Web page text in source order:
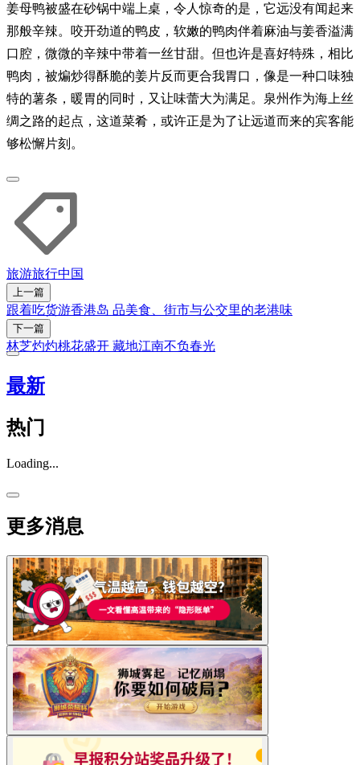
姜母鸭被盛在砂锅中端上桌，令人惊奇的是，它远没有闻起来
那般辛辣。咬开劲道的鸭皮，软嫩的鸭肉伴着麻油与姜香溢满
口腔，微微的辛辣中带着一丝甘甜。但也许是喜好特殊，相比
鸭肉，被煸炒得酥脆的姜片反而更合我胃口，像是一种口味独
特的薯条，暖胃的同时，又让味蕾大为满足。泉州作为海上丝
绸之路的起点，这道菜肴，或许正是为了让远道而来的宾客能
够松懈片刻。
旅游旅行中国
上一篇
跟着吃货游香港岛 品美食、街市与公交里的老港味
下一篇
林芝灼灼桃花盛开 藏地江南不负春光
最新
热门
Loading...
更多消息